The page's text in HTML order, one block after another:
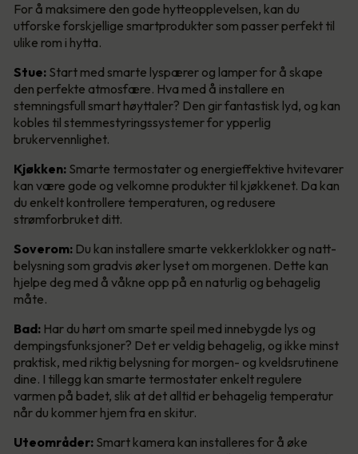
For å maksimere den gode hytteopplevelsen, kan du
utforske forskjellige smartprodukter som passer perfekt til
ulike rom i hytta.
Stue: Start med smarte lyspærer og lamper for å skape
den perfekte atmosfære. Hva med å installere en
stemningsfull smart høyttaler? Den gir fantastisk lyd, og kan
kobles til stemmestyringssystemer for ypperlig
brukervennlighet.
Kjøkken: Smarte termostater og energieffektive hvitevarer
kan være gode og velkomne produkter til kjøkkenet. Da kan
du enkelt kontrollere temperaturen, og redusere
strømforbruket ditt.
Soverom: Du kan installere smarte vekkerklokker og natt-
belysning som gradvis øker lyset om morgenen. Dette kan
hjelpe deg med å våkne opp på en naturlig og behagelig
måte.
Bad: Har du hørt om smarte speil med innebygde lys og
dempingsfunksjoner? Det er veldig behagelig, og ikke minst
praktisk, med riktig belysning for morgen- og kveldsrutinene
dine. I tillegg kan smarte termostater enkelt regulere
varmen på badet, slik at det alltid er behagelig temperatur
når du kommer hjem fra en skitur.
Uteområder: Smart kamera kan installeres for å øke